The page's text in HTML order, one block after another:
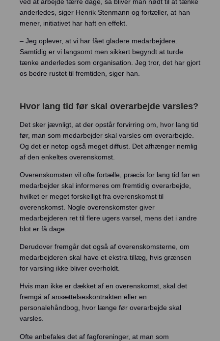
anderledes, siger Henrik Stenmann og fortæller, at han
mener, initiativet har haft en effekt.
– Jeg oplever, at vi har fået gladere medarbejdere.
Samtidig er vi langsomt men sikkert begyndt at turde
tænke anderledes som organisation. Jeg tror, det har gjort
os bedre rustet til fremtiden, siger han.
Hvor lang tid før skal overarbejde varsles?
Det sker jævnligt, at der opstår forvirring om, hvor lang tid
før, man som medarbejder skal varsles om overarbejde.
Og det er netop også meget diffust. Det afhænger nemlig
af den enkeltes overenskomst.
Overenskomsten vil ofte fortælle, præcis for lang tid før en
medarbejder skal informeres om fremtidig overarbejde,
hvilket er meget forskelligt fra overenskomst til
overenskomst. Nogle overenskomster giver
medarbejderen ret til flere ugers varsel, mens det i andre
blot er få dage.
Derudover fremgår det også af overenskomsterne, om
medarbejderen skal have et ekstra tillæg, hvis grænsen
for varsling ikke bliver overholdt.
Hvis man ikke er dækket af en overenskomst, skal det
fremgå af ansættelseskontrakten eller en
personalehåndbog, hvor længe før overarbejde skal
varsles.
Ofte anbefales det af fagforeninger, at man som